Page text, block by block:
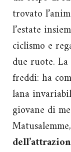
trovato
l’estate
ciclismo e
due ruote.
freddi: ha
lana
giovane di